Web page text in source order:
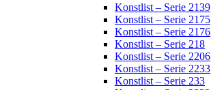
Konstlist – Serie 2139
Konstlist – Serie 2175
Konstlist – Serie 2176
Konstlist – Serie 218
Konstlist – Serie 2206
Konstlist – Serie 2233
Konstlist – Serie 233